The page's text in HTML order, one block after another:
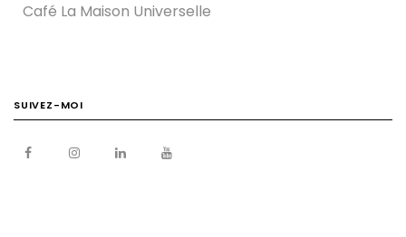
Café La Maison Universelle
SUIVEZ-MOI